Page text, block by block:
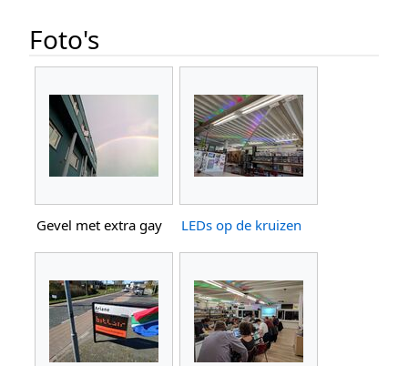
Foto's
Gevel met extra gay LEDs op de kruizen